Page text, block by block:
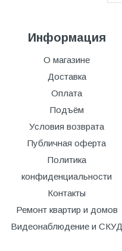
Информация
О магазине
Доставка
Оплата
Подъём
Условия возврата
Публичная оферта
Политика
конфиденциальности
Контакты
Ремонт квартир и домов
Видеонаблюдение и СКУД